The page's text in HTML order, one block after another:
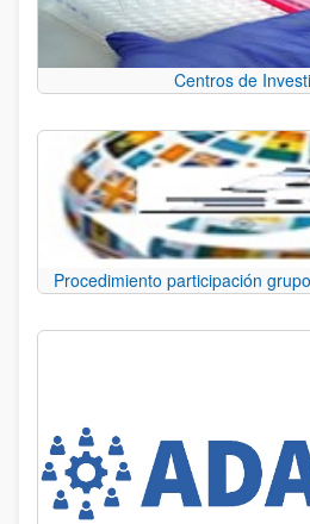
Centros de
Procedimiento participación